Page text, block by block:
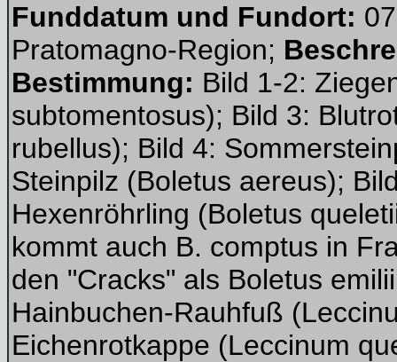
Funddatum und Fundort:
Pratomagno-Region;
Bestimmung: Bild 1-2:
subtomentosus); Bild 3:
rubellus); Bild 4:
Steinpilz (Boletus aereus);
Hexenröhrling (Boletus
kommt auch B. comptus in
den "Cracks" als Boletus
Hainbuchen-Rauhfuß
Eichenrotkappe (Leccinum